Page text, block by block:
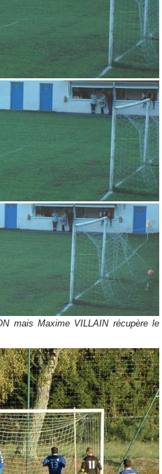
mais Maxime VILLAIN récupère le